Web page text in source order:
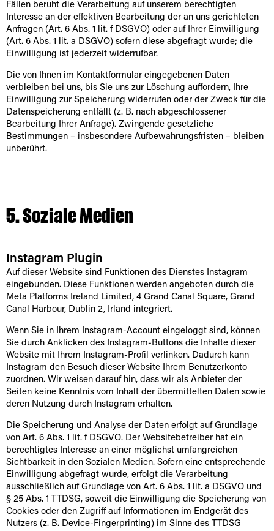
Fällen beruht die Verarbeitung auf unserem berechtigten
Interesse an der effektiven Bearbeitung der an uns gerichteten
Anfragen (Art. 6 Abs. 1 lit. f DSGVO) oder auf Ihrer Einwilligung
(Art. 6 Abs. 1 lit. a DSGVO) sofern diese abgefragt wurde; die
Einwilligung ist jederzeit widerrufbar.
Die von Ihnen im Kontaktformular eingegebenen Daten
verbleiben bei uns, bis Sie uns zur Löschung auffordern, Ihre
Einwilligung zur Speicherung widerrufen oder der Zweck für die
Datenspeicherung entfällt (z. B. nach abgeschlossener
Bearbeitung Ihrer Anfrage). Zwingende gesetzliche
Bestimmungen – insbesondere Aufbewahrungsfristen – bleiben
unberührt.
5. Soziale Medien
Instagram Plugin
Auf dieser Website sind Funktionen des Dienstes Instagram
eingebunden. Diese Funktionen werden angeboten durch die
Meta Platforms Ireland Limited, 4 Grand Canal Square, Grand
Canal Harbour, Dublin 2, Irland integriert.
Wenn Sie in Ihrem Instagram-Account eingeloggt sind, können
Sie durch Anklicken des Instagram-Buttons die Inhalte dieser
Website mit Ihrem Instagram-Profil verlinken. Dadurch kann
Instagram den Besuch dieser Website Ihrem Benutzerkonto
zuordnen. Wir weisen darauf hin, dass wir als Anbieter der
Seiten keine Kenntnis vom Inhalt der übermittelten Daten sowie
deren Nutzung durch Instagram erhalten.
Die Speicherung und Analyse der Daten erfolgt auf Grundlage
von Art. 6 Abs. 1 lit. f DSGVO. Der Websitebetreiber hat ein
berechtigtes Interesse an einer möglichst umfangreichen
Sichtbarkeit in den Sozialen Medien. Sofern eine entsprechende
Einwilligung abgefragt wurde, erfolgt die Verarbeitung
ausschließlich auf Grundlage von Art. 6 Abs. 1 lit. a DSGVO und
§ 25 Abs. 1 TTDSG, soweit die Einwilligung die Speicherung von
Cookies oder den Zugriff auf Informationen im Endgerät des
Nutzers (z. B. Device-Fingerprinting) im Sinne des TTDSG